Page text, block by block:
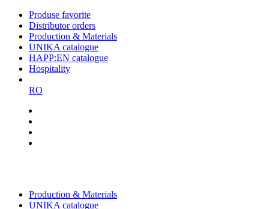
Produse favorite
Distributor orders
Production & Materials
UNIKA catalogue
HAPP:EN catalogue
Hospitality
RO
Production & Materials
UNIKA catalogue